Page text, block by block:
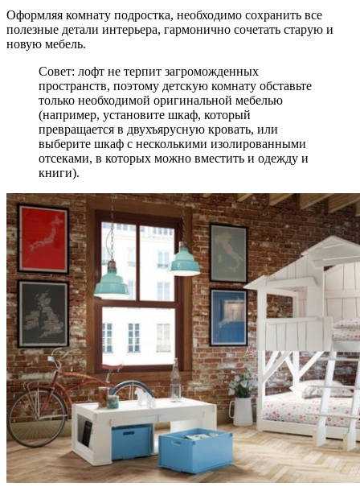
Оформляя комнату подростка, необходимо сохранить все
полезные детали интерьера, гармонично сочетать старую и
новую мебель.
Совет: лофт не терпит загроможденных
пространств, поэтому детскую комнату обставьте
только необходимой оригинальной мебелью
(например, установите шкаф, который
превращается в двухъярусную кровать, или
выберите шкаф с несколькими изолированными
отсеками, в которых можно вместить и одежду и
книги).